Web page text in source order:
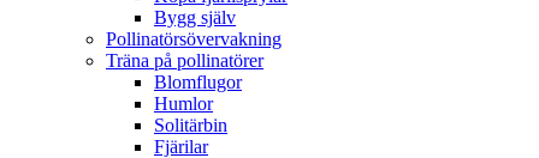
Bygg själv
Pollinatörsövervakning
Träna på pollinatörer
Blomflugor
Humlor
Solitärbin
Fjärilar